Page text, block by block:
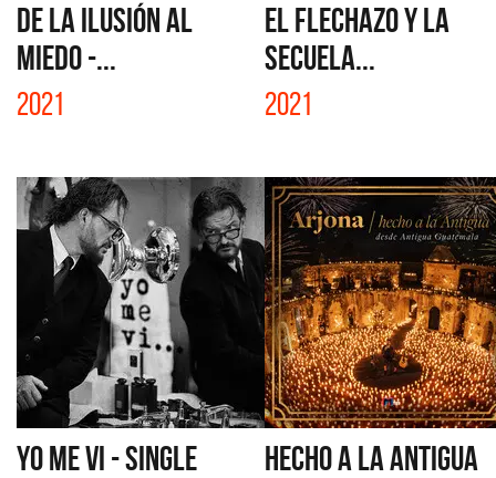
DE LA ILUSIÓN AL
MIEDO -...
2021
EL FLECHAZO Y LA
SECUELA...
2021
YO ME VI - SINGLE HECHO A LA ANTIGUA